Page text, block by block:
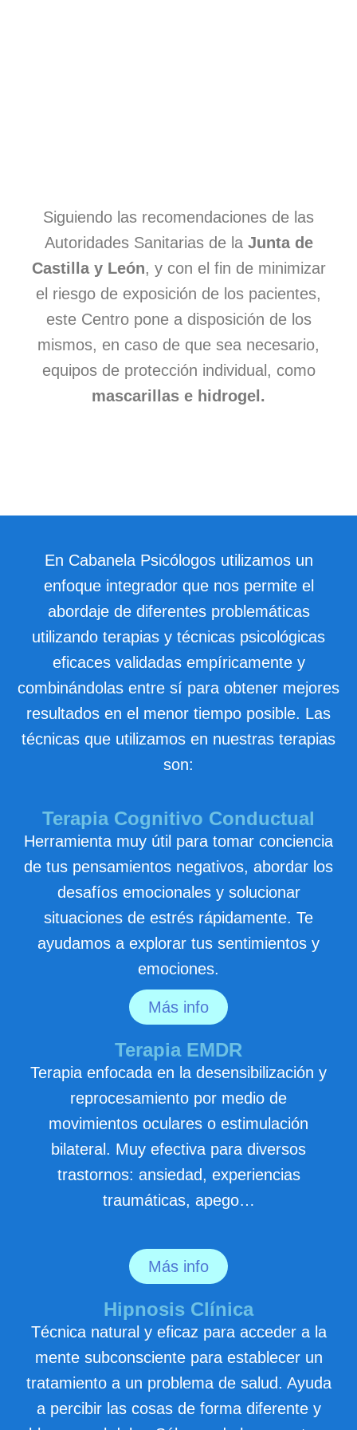
La tranquilidad a tu alcance
Garantizamos un trato profesional adecuado a tus
necesidades en todo momento. Ofrecemos una
amplia gama de servicios porque tu salud mental es
lo primero. Con Cabanela Psicólogos, estás en
buenas manos.
Reserva Cita
Siguiendo las recomendaciones de las
Autoridades Sanitarias de la Junta de
Castilla y León, y con el fin de minimizar
el riesgo de exposición de los pacientes,
este Centro pone a disposición de los
mismos, en caso de que sea necesario,
equipos de protección individual, como
mascarillas e hidrogel.
En Cabanela Psicólogos utilizamos un
enfoque integrador que nos permite el
abordaje de diferentes problemáticas
utilizando terapias y técnicas psicológicas
eficaces validadas empíricamente y
combinándolas entre sí para obtener mejores
resultados en el menor tiempo posible. Las
técnicas que utilizamos en nuestras terapias
son:
Terapia Cognitivo Conductual
Herramienta muy útil para tomar conciencia
de tus pensamientos negativos, abordar los
desafíos emocionales y solucionar
situaciones de estrés rápidamente. Te
ayudamos a explorar tus sentimientos y
emociones.
Más info
Terapia EMDR
Terapia enfocada en la desensibilización y
reprocesamiento por medio de
movimientos oculares o estimulación
bilateral. Muy efectiva para diversos
trastornos: ansiedad, experiencias
traumáticas, apego…
Más info
Hipnosis Clínica
Técnica natural y eficaz para acceder a la
mente subconsciente para establecer un
tratamiento a un problema de salud. Ayuda
a percibir las cosas de forma diferente y